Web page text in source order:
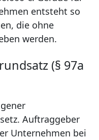
entsteht so
die ohne
werden.
(§ 97a
Auftraggeber
Unternehmen bei